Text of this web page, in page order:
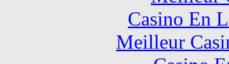
Casino En
Meilleur